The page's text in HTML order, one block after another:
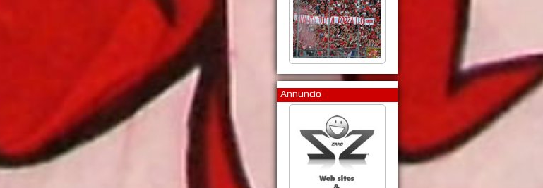
Annuncio